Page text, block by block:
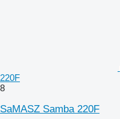
220F
8
SaMASZ Samba 220F